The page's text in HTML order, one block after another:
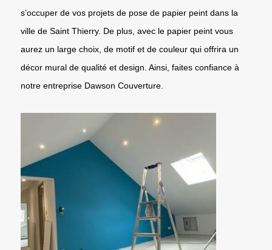
s’occuper de vos projets de pose de papier peint dans la
ville de Saint Thierry. De plus, avec le papier peint vous
aurez un large choix, de motif et de couleur qui offrira un
décor mural de qualité et design. Ainsi, faites confiance à
notre entreprise Dawson Couverture.